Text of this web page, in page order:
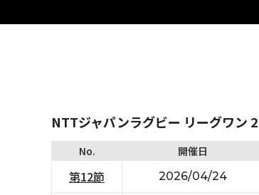
NTTジャパンラグビー リーグワン
No. 開催日
第12節 2026/04/24